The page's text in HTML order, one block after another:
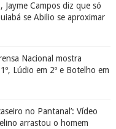
Campos diz que só
se Abilio se aproximar
Nacional mostra
Lúdio em 2º e Botelho em
no Pantanal’: Vídeo
arrastou o homem